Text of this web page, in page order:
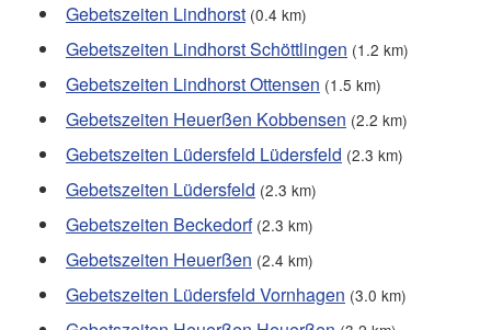
Gebetszeiten Lindhorst (0.4 km)
Gebetszeiten Lindhorst Schöttlingen (1.2 km)
Gebetszeiten Lindhorst Ottensen (1.5 km)
Gebetszeiten Heuerßen Kobbensen (2.2 km)
Gebetszeiten Lüdersfeld Lüdersfeld (2.3 km)
Gebetszeiten Lüdersfeld (2.3 km)
Gebetszeiten Beckedorf (2.3 km)
Gebetszeiten Heuerßen (2.4 km)
Gebetszeiten Lüdersfeld Vornhagen (3.0 km)